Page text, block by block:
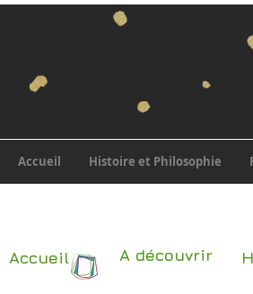
Accueil Histoire et Philosophie
Accueil A découvrir